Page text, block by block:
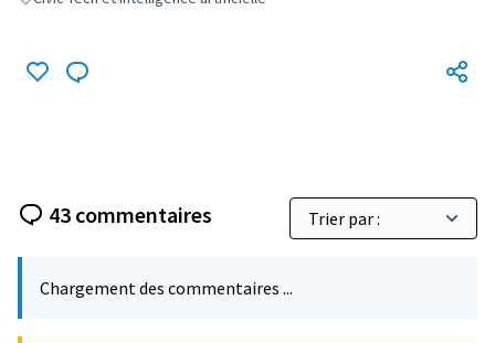
Filter results for: Civic Tech et Intelligence artificielle
43 commentaires
Chargement des commentaires ...